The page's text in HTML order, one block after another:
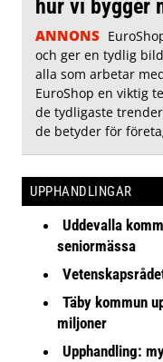
hur vi bygger
ANNONS
och ger en tydlig
alla som arbetar
EuroShop en viktig
de tydligaste
de betyder för
UPPHANDLINGAR
Uddevalla
seniormässa
Täby kommun
miljoner
Upphandling: